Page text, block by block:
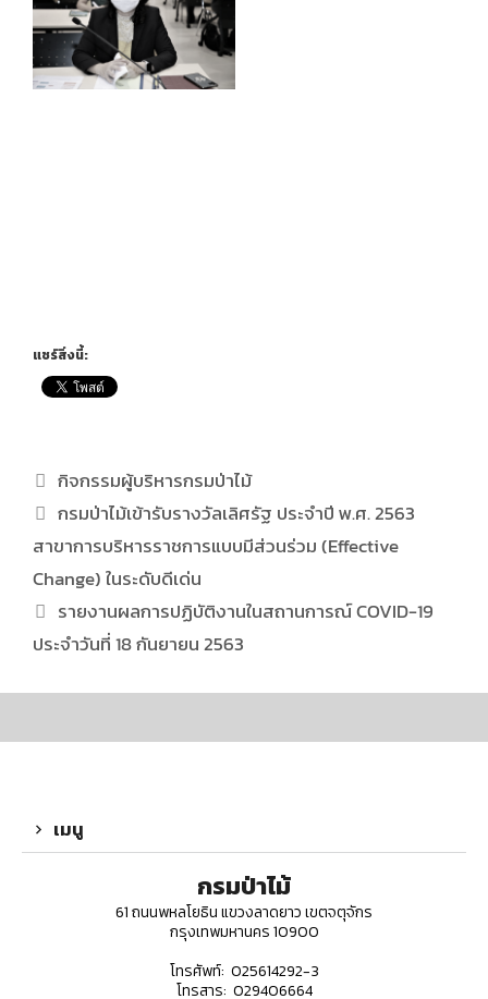
แชร์สิ่งนี้:
กิจกรรมผู้บริหารกรมป่าไม้
กรมป่าไม้เข้ารับรางวัลเลิศรัฐ ประจำปี พ.ศ. 2563
สาขาการบริหารราชการแบบมีส่วนร่วม (Effective
Change) ในระดับดีเด่น
รายงานผลการปฏิบัติงานในสถานการณ์ COVID-19
ประจำวันที่ 18 กันยายน 2563
เมนู
กรมป่าไม้
61 ถนนพหลโยธิน แขวงลาดยาว เขตจตุจักร
กรุงเทพมหานคร 10900
โทรศัพท์: 025614292-3
โทรสาร: 029406664